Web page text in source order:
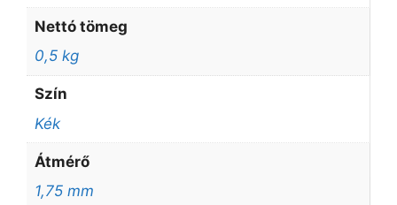
Nettó tömeg
0,5 kg
Szín
Kék
Átmérő
1,75 mm